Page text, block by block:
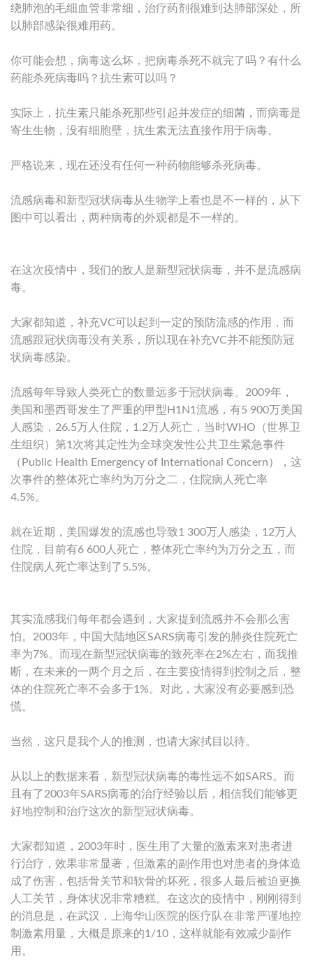
绕肺泡的毛细血管非常细，治疗药剂很难到达肺部深处，所
以肺部感染很难用药。
你可能会想，病毒这么坏，把病毒杀死不就完了吗？有什么
药能杀死病毒吗？抗生素可以吗？
实际上，抗生素只能杀死那些引起并发症的细菌，而病毒是
寄生生物，没有细胞壁，抗生素无法直接作用于病毒。
严格说来，现在还没有任何一种药物能够杀死病毒。
流感病毒和新型冠状病毒从生物学上看也是不一样的，从下
图中可以看出，两种病毒的外观都是不一样的。
在这次疫情中，我们的敌人是新型冠状病毒，并不是流感病
毒。
大家都知道，补充VC可以起到一定的预防流感的作用，而
流感跟冠状病毒没有关系，所以现在补充VC并不能预防冠
状病毒感染。
流感每年导致人类死亡的数量远多于冠状病毒。2009年，
美国和墨西哥发生了严重的甲型H1N1流感，有5 900万美国
人感染，26.5万人住院，1.2万人死亡，当时WHO（世界卫
生组织）第1次将其定性为全球突发性公共卫生紧急事件
（Public Health Emergency of International Concern），这
次事件的整体死亡率约为万分之二，住院病人死亡率
4.5%。
就在近期，美国爆发的流感也导致1 300万人感染，12万人
住院，目前有6 600人死亡，整体死亡率约为万分之五，而
住院病人死亡率达到了5.5%。
其实流感我们每年都会遇到，大家提到流感并不会那么害
怕。2003年，中国大陆地区SARS病毒引发的肺炎住院死亡
率为7%。而现在新型冠状病毒的致死率在2%左右，而我推
断，在未来的一两个月之后，在主要疫情得到控制之后，整
体的住院死亡率不会多于1%。对此，大家没有必要感到恐
慌。
当然，这只是我个人的推测，也请大家拭目以待。
从以上的数据来看，新型冠状病毒的毒性远不如SARS。而
且有了2003年SARS病毒的治疗经验以后，相信我们能够更
好地控制和治疗这次的新型冠状病毒。
大家都知道，2003年时，医生用了大量的激素来对患者进
行治疗，效果非常显著，但激素的副作用也对患者的身体造
成了伤害，包括骨关节和软骨的坏死，很多人最后被迫更换
人工关节，身体状况非常糟糕。在这次的疫情中，刚刚得到
的消息是，在武汉，上海华山医院的医疗队在非常严谨地控
制激素用量，大概是原来的1/10，这样就能有效减少副作
用。